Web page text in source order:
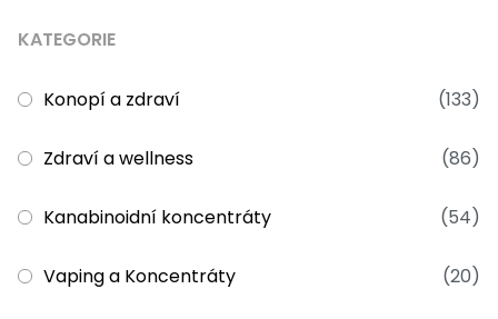
KATEGORIE
Konopí a zdraví (133)
Zdraví a wellness (86)
Kanabinoidní koncentráty (54)
Vaping a Koncentráty (20)